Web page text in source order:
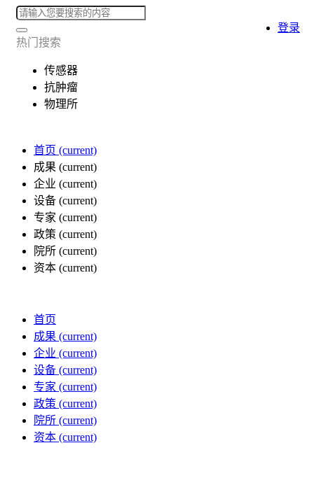
热门搜索
传感器
抗肿瘤
物理所
首页 (current)
成果 (current)
企业 (current)
设备 (current)
专家 (current)
政策 (current)
院所 (current)
资本 (current)
登录
首页
成果 (current)
企业 (current)
设备 (current)
专家 (current)
政策 (current)
院所 (current)
资本 (current)